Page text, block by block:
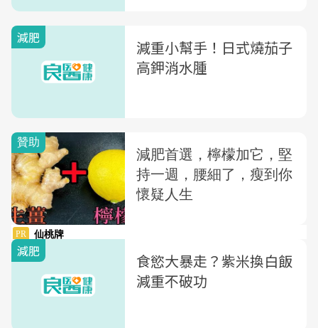
減肥
減重小幫手！日式燒茄子
高鉀消水腫
減肥
食慾大暴走？紫米換白飯
減重不破功